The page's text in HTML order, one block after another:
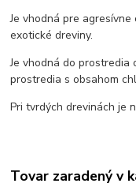
Je vhodná pre
exotické dreviny.
Je vhodná do prostredia
prostredia s obsahom
Pri tvrdých drevinách je
Tovar zaradený v